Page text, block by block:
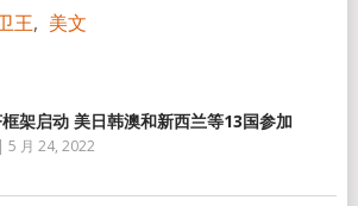
王, 美文
架启动 美日韩澳和新西兰等13国参加
| 5 月 24, 2022